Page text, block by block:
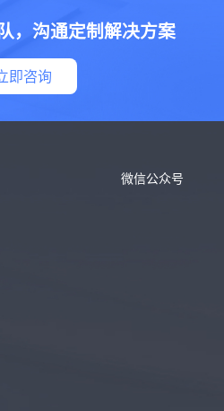
，沟通定制解决方案
即咨询
微信公众号